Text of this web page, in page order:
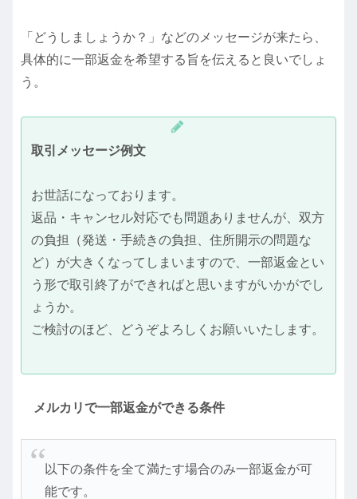
「どうしましょうか？」などのメッセージが来たら、
具体的に一部返金を希望する旨を伝えると良いでしょ
う。
取引メッセージ例文
お世話になっております。
返品・キャンセル対応でも問題ありませんが、双方
の負担（発送・手続きの負担、住所開示の問題な
ど）が大きくなってしまいますので、一部返金とい
う形で取引終了ができればと思いますがいかがでし
ょうか。
ご検討のほど、どうぞよろしくお願いいたします。
メルカリで一部返金ができる条件
以下の条件を全て満たす場合のみ一部返金が可
能です。